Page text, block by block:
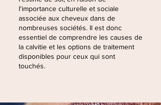
l'importance culturelle et sociale
associée aux cheveux dans de
nombreuses sociétés. Il est donc
essentiel de comprendre les causes de
la calvitie et les options de traitement
disponibles pour ceux qui sont
touchés.